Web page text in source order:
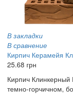
В закладки
В сравнение
Кирпич Керамейя
25.68 грн
Кирпич Клинкерный
темно-горчичном,